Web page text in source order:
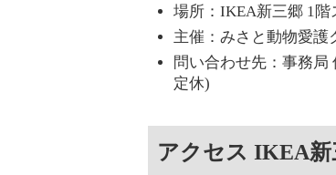
場所：IKEA新三郷 1
主催：みさと動物愛護
問い合わせ先：事務局
定休)
アクセス IKEA新